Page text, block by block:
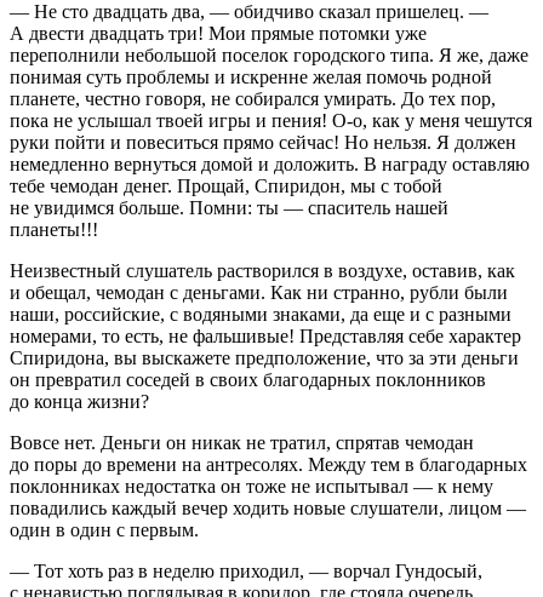
— Не сто двадцать два, — обидчиво сказал пришелец. —
А двести двадцать три! Мои прямые потомки уже
переполнили небольшой поселок городского типа. Я же, даже
понимая суть проблемы и искренне желая помочь родной
планете, честно говоря, не собирался умирать. До тех пор,
пока не услышал твоей игры и пения! О-о, как у меня чешутся
руки пойти и повеситься прямо сейчас! Но нельзя. Я должен
немедленно вернуться домой и доложить. В награду оставляю
тебе чемодан денег. Прощай, Спиридон, мы с тобой
не увидимся больше. Помни: ты — спаситель нашей
планеты!!!
Неизвестный слушатель растворился в воздухе, оставив, как
и обещал, чемодан с деньгами. Как ни странно, рубли были
наши, российские, с водяными знаками, да еще и с разными
номерами, то есть, не фальшивые! Представляя себе характер
Спиридона, вы выскажете предположение, что за эти деньги
он превратил соседей в своих благодарных поклонников
до конца жизни?
Вовсе нет. Деньги он никак не тратил, спрятав чемодан
до поры до времени на антресолях. Между тем в благодарных
поклонниках недостатка он тоже не испытывал — к нему
повадились каждый вечер ходить новые слушатели, лицом —
один в один с первым.
— Тот хоть раз в неделю приходил, — ворчал Гундосый,